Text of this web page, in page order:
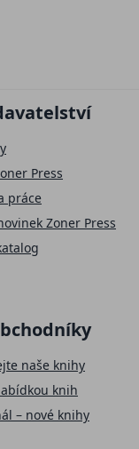
Press
práce
Zoner Press
naše knihy
knih
– nové knihy